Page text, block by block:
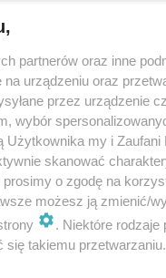
co do
partnerów oraz inne
urządzeniu oraz
przez urządzenie
wybór
Użytkownika my i
skanować
o zgodę na
możesz ją zmienić/
. Niektóre rodzaje
takiemu